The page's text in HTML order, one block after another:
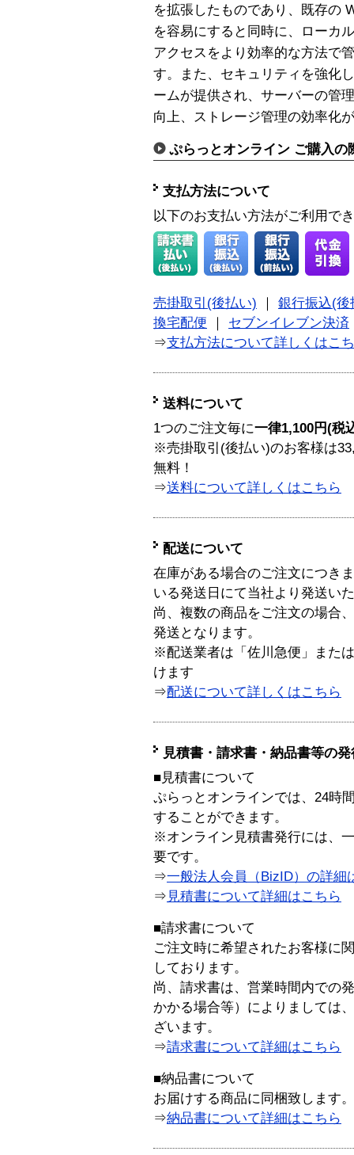
を拡張したものであり、既存の
を容易にすると同時に、ローカ
アクセスをより効率的な方法で
す。また、セキュリティを強化
ームが提供され、サーバーの管
向上、ストレージ管理の効率化
ぷらっとオンライン ご購入の
支払方法について
以下のお支払い方法がご利用で
売掛取引(後払い)
銀行振込(後
換宅配便
セブンイレブン決済
⇒支払方法について詳しくはこ
送料について
1つのご注文毎に一律1,100円(税
※売掛取引(後払い)のお客様は
無料！
⇒送料について詳しくはこちら
配送について
在庫がある場合のご注文につき
いる発送日にて当社より発送い
尚、複数の商品をご注文の場合
発送となります。
※配送業者は「佐川急便」また
けます
⇒配送について詳しくはこちら
見積書・請求書・納品書等の
■見積書について
ぷらっとオンラインでは、24時
することができます。
※オンライン見積書発行には、
要です。
⇒一般法人会員（BizID）の詳細
⇒ 見積書について詳細はこちら
■請求書について
ご注文時に希望されたお客様に
しております。
尚、請求書は、営業時間内での
かかる場合等）によりましては
ざいます。
⇒請求書について詳細はこちら
■納品書について
お届けする商品に同梱致します。
⇒納品書について詳細はこちら